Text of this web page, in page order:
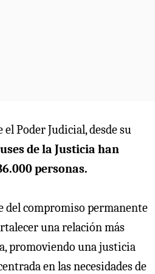
Poder Judicial, desde su
de la Justicia han
personas.
del compromiso permanente
una relación más
promoviendo una justicia
en las necesidades de